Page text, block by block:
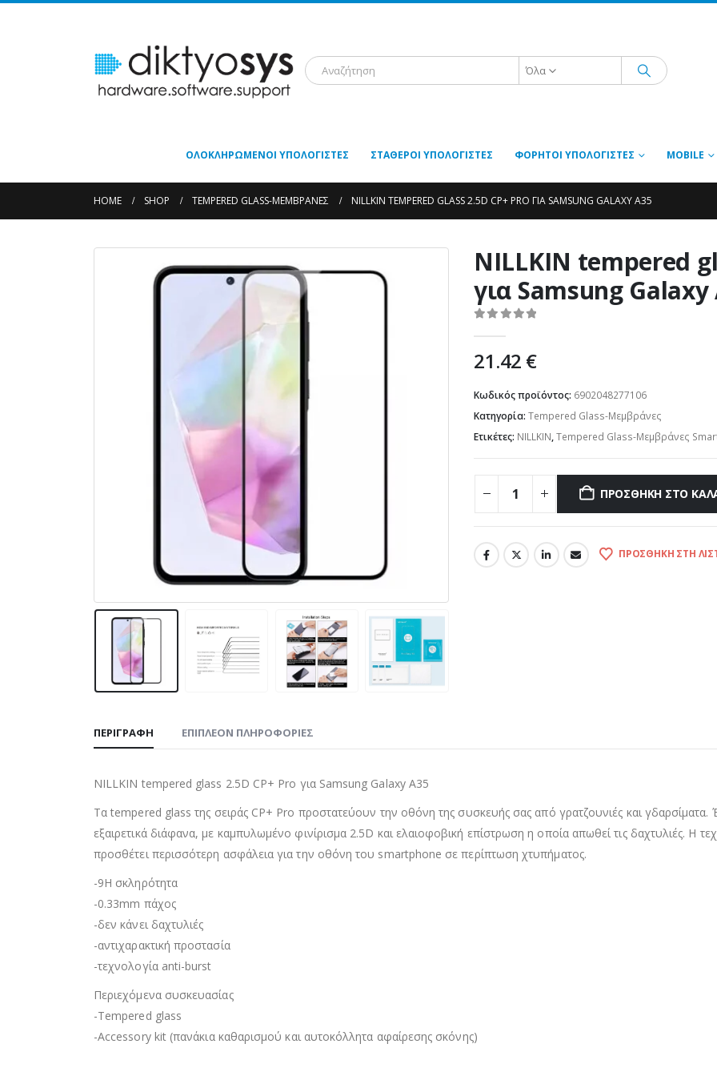
Όλα
ΟΛΟΚΛΗΡΩΜΈΝΟΙ ΥΠΟΛΟΓΙΣΤΈΣ ΣΤΑΘΕΡΟΊ ΥΠΟΛΟΓΙΣΤΈΣ ΦΟΡΗΤΟΊ ΥΠΟΛΟΓΙΣΤΈΣ MOBILE
HOME SHOP TEMPERED GLASS-ΜΕΜΒΡΆΝΕΣ NILLKIN TEMPERED GLASS 2.5D CP+ PRO ΓΙΑ SAMSUNG GALAXY A35
NILLKIN tempered
για Samsung Galaxy
21.42 €
Κωδικός προϊόντος: 6902048277106
Κατηγορία: Tempered Glass-Μεμβράνες
Ετικέτες: NILLKIN,Tempered Glass-Μεμβράνες
ΠΡΟΣΘΉΚΗ ΣΤΟ
ΠΡΟΣΘΉΚΗ ΣΤΗ
ΠΕΡΙΓΡΑΦΉ ΕΠΙΠΛΈΟΝ ΠΛΗΡΟΦΟΡΊΕΣ
NILLKIN tempered glass 2.5D CP+ Pro για Samsung Galaxy A35
Τα tempered glass της σειράς CP+ Pro προστατεύουν την οθόνη της συσκευής σας από γρατζουνιές και
εξαιρετικά διάφανα, με καμπυλωμένο φινίρισμα 2.5D και ελαιοφοβική επίστρωση η οποία απωθεί τις δαχτυλιές. H
προσθέτει περισσότερη ασφάλεια για την οθόνη του smartphone σε περίπτωση χτυπήματος.
-9H σκληρότητα
-0.33mm πάχος
-δεν κάνει δαχτυλιές
-αντιχαρακτική προστασία
-τεχνολογία anti-burst
Περιεχόμενα συσκευασίας
-Tempered glass
-Accessory kit (πανάκια καθαρισμού και αυτοκόλλητα αφαίρεσης σκόνης)